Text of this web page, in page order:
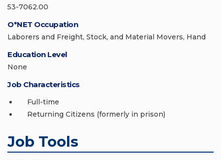
53-7062.00
O*NET Occupation
Laborers and Freight, Stock, and Material Movers, Hand
Education Level
None
Job Characteristics
Full-time
Returning Citizens (formerly in prison)
Job Tools